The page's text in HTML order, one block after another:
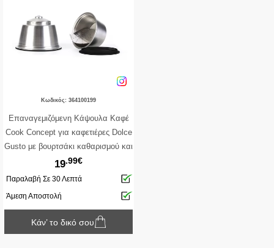
Κωδικός: 364100199
Επαναγεμιζόμενη Κάψουλα Καφέ
Cook Concept για καφετιέρες Dolce
Gusto με βουρτσάκι καθαρισμού και
δοσομετρικό κουτάλι
19.99€
Παραλαβή Σε 30 Λεπτά
Άμεση Αποστολή
Κάν’ το δικό σου